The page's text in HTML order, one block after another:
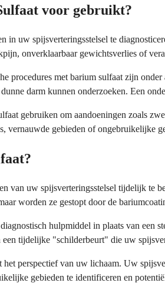
voor gebruikt?
in uw spijsverteringsstelsel te
onverklaarbaar gewichtsverlies of
procedures met barium sulfaat zijn
darm kunnen onderzoeken. Een
gebruiken om aandoeningen zoals
vernauwde gebieden of ongebruikelijke
van uw spijsverteringsstelsel tijdelijk te
worden ze gestopt door de
hulpmiddel in plaats van een
tijdelijke "schilderbeurt" die uw
perspectief van uw lichaam. Uw
gebieden te identificeren en